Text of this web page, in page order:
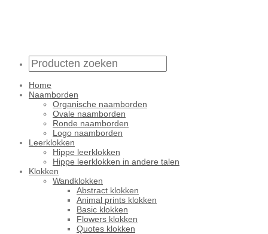
Home
Naamborden
Organische naamborden
Ovale naamborden
Ronde naamborden
Logo naamborden
Leerklokken
Hippe leerklokken
Hippe leerklokken in andere talen
Klokken
Wandklokken
Abstract klokken
Animal prints klokken
Basic klokken
Flowers klokken
Quotes klokken